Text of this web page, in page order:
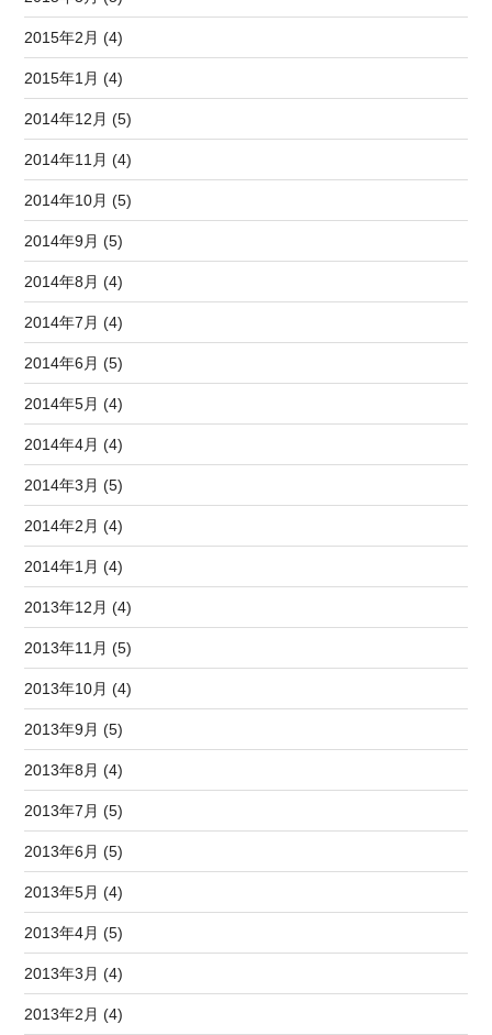
2015年2月 (4)
2015年1月 (4)
2014年12月 (5)
2014年11月 (4)
2014年10月 (5)
2014年9月 (5)
2014年8月 (4)
2014年7月 (4)
2014年6月 (5)
2014年5月 (4)
2014年4月 (4)
2014年3月 (5)
2014年2月 (4)
2014年1月 (4)
2013年12月 (4)
2013年11月 (5)
2013年10月 (4)
2013年9月 (5)
2013年8月 (4)
2013年7月 (5)
2013年6月 (5)
2013年5月 (4)
2013年4月 (5)
2013年3月 (4)
2013年2月 (4)